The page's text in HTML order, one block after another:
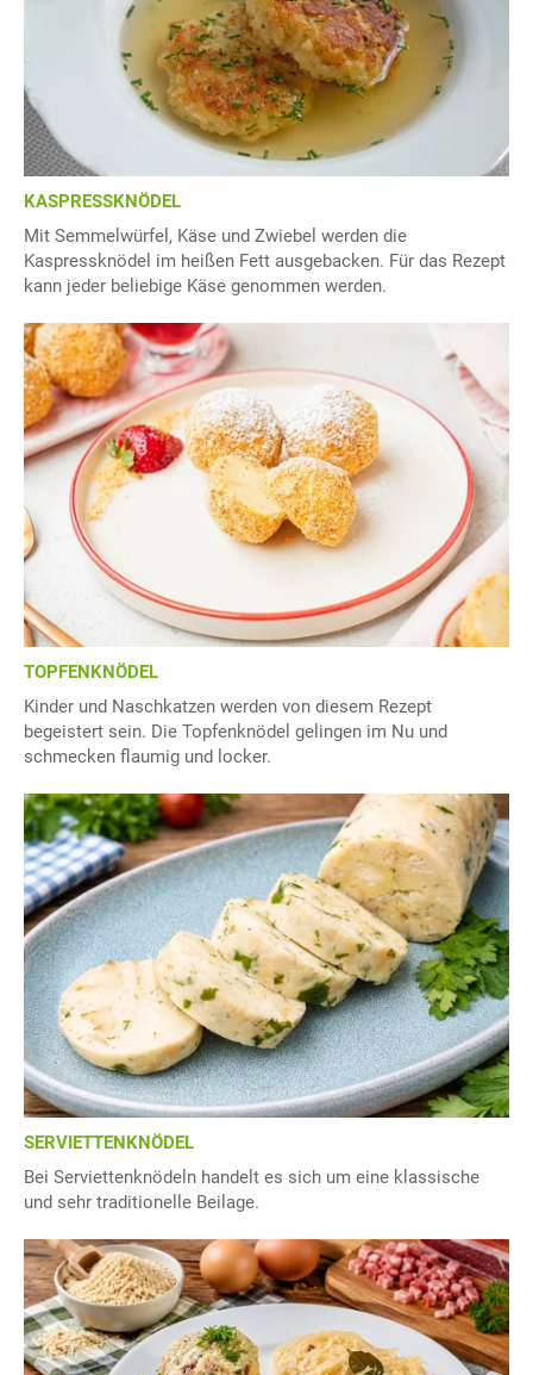
KASPRESSKNÖDEL
Mit Semmelwürfel, Käse und Zwiebel werden die
Kaspressknödel im heißen Fett ausgebacken. Für das Rezept
kann jeder beliebige Käse genommen werden.
TOPFENKNÖDEL
Kinder und Naschkatzen werden von diesem Rezept
begeistert sein. Die Topfenknödel gelingen im Nu und
schmecken flaumig und locker.
SERVIETTENKNÖDEL
Bei Serviettenknödeln handelt es sich um eine klassische
und sehr traditionelle Beilage.